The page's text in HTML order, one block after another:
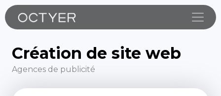
Création de site web
Agences de publicité